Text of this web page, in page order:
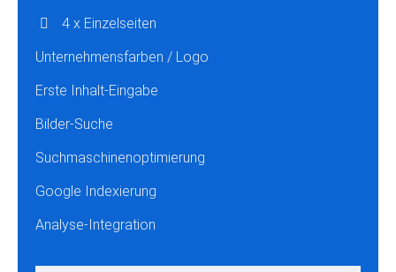
4 x Einzelseiten
Unternehmensfarben / Logo
Erste Inhalt-Eingabe
Bilder-Suche
Suchmaschinenoptimierung
Google Indexierung
Analyse-Integration